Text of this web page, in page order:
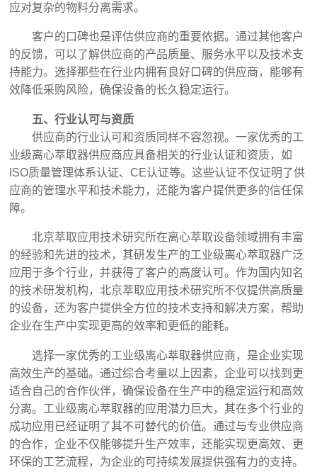
应对复杂的物料分离需求。
客户的口碑也是评估供应商的重要依据。通过其他客户
的反馈，可以了解供应商的产品质量、服务水平以及技术支
持能力。选择那些在行业内拥有良好口碑的供应商，能够有
效降低采购风险，确保设备的长久稳定运行。
五、行业认可与资质
供应商的行业认可和资质同样不容忽视。一家优秀的工
业级离心萃取器供应商应具备相关的行业认证和资质，如
ISO质量管理体系认证、CE认证等。这些认证不仅证明了供
应商的管理水平和技术能力，还能为客户提供更多的信任保
障。
北京萃取应用技术研究所在离心萃取设备领域拥有丰富
的经验和先进的技术，其研发生产的工业级离心萃取器广泛
应用于多个行业，并获得了客户的高度认可。作为国内知名
的技术研发机构，北京萃取应用技术研究所不仅提供高质量
的设备，还为客户提供全方位的技术支持和解决方案，帮助
企业在生产中实现更高的效率和更低的能耗。
选择一家优秀的工业级离心萃取器供应商，是企业实现
高效生产的基础。通过综合考量以上因素，企业可以找到更
适合自己的合作伙伴，确保设备在生产中的稳定运行和高效
分离。工业级离心萃取器的应用潜力巨大，其在多个行业的
成功应用已经证明了其不可替代的价值。通过与专业供应商
的合作，企业不仅能够提升生产效率，还能实现更高效、更
环保的工艺流程，为企业的可持续发展提供强有力的支持。